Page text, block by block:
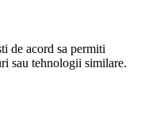
de acord sa permiti
sau tehnologii similare.